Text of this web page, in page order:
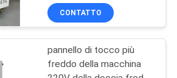
CONTATTO
pannello di tocco più
freddo della macchina